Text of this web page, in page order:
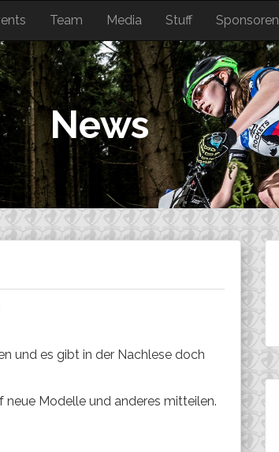
Team Media Stuff Sponsoren
News
und es gibt in der Nachlese doch
neue Modelle und anderes mitteilen.